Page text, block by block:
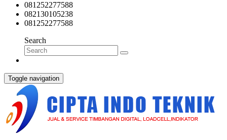
081252277588
082130105238
081252277588
Search
Toggle navigation